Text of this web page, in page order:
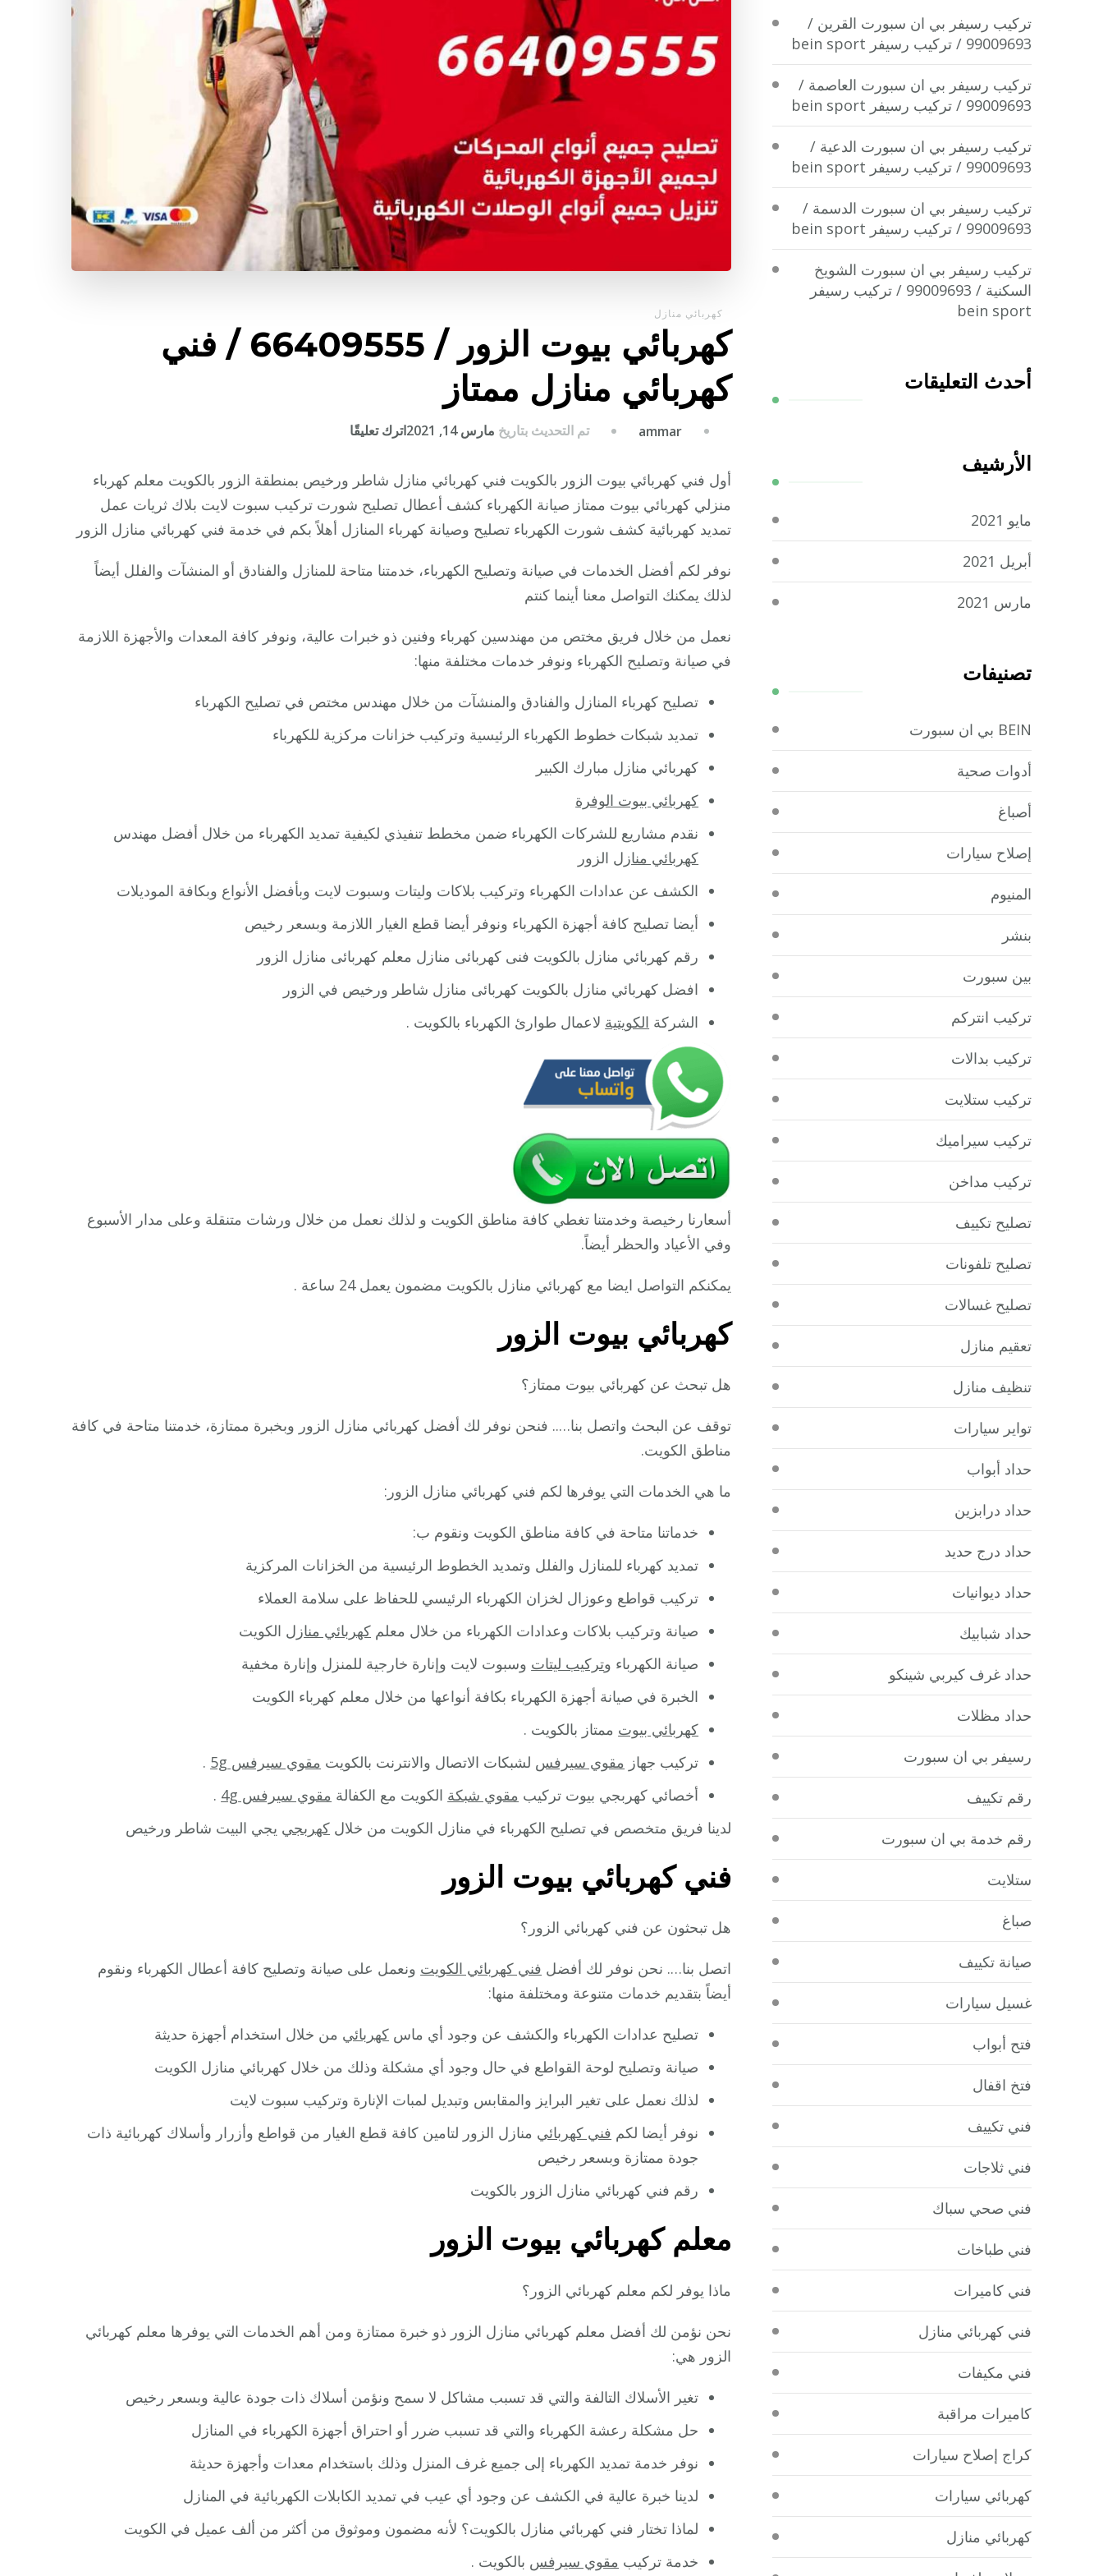
كهربائي منازل
كهربائي بيوت الزور / 66409555 / فني
كهربائي منازل ممتاز
ammar تم التحديث بتاريخ مارس 14, 2021 اترك تعليقًا
بيوت
66409555
منازل
أول فني كهربائي بيوت الزور بالكويت فني كهربائي منازل شاطر ورخيص بمنطقة الزور بالكويت معلم كهرباء
منزلي كهربائي بيوت ممتاز صيانة الكهرباء كشف أعطال تصليح شورت تركيب سبوت لايت بلاك ثريات عمل
تمديد كهربائية كشف شورت الكهرباء تصليح وصيانة كهرباء المنازل أهلاً بكم في خدمة فني كهربائي منازل الزور
نوفر لكم أفضل الخدمات في صيانة وتصليح الكهرباء، خدمتنا متاحة للمنازل والفنادق أو المنشآت والفلل أيضاً
لذلك يمكنك التواصل معنا أينما كنتم
نعمل من خلال فريق مختص من مهندسين كهرباء وفنين ذو خبرات عالية، ونوفر كافة المعدات والأجهزة اللازمة
في صيانة وتصليح الكهرباء ونوفر خدمات مختلفة منها:
تصليح كهرباء المنازل والفنادق والمنشآت من خلال مهندس مختص في تصليح الكهرباء
تمديد شبكات خطوط الكهرباء الرئيسية وتركيب خزانات مركزية للكهرباء
كهربائي منازل مبارك الكبير
كهربائي بيوت الوفرة
نقدم مشاريع للشركات الكهرباء ضمن مخطط تنفيذي لكيفية تمديد الكهرباء من خلال أفضل مهندس
كهربائي منازل الزور
الكشف عن عدادات الكهرباء وتركيب بلاكات وليتات وسبوت لايت وبأفضل الأنواع وبكافة الموديلات
أيضا تصليح كافة أجهزة الكهرباء ونوفر أيضا قطع الغيار اللازمة وبسعر رخيص
رقم كهربائي منازل بالكويت فنى كهربائى منازل معلم كهربائى منازل الزور
افضل كهربائي منازل بالكويت كهربائى منازل شاطر ورخيص في الزور
الشركة الكويتية لاعمال طوارئ الكهرباء بالكويت .
أسعارنا رخيصة وخدمتنا تغطي كافة مناطق الكويت و لذلك نعمل من خلال ورشات متنقلة وعلى مدار الأسبوع
وفي الأعياد والحظر أيضاً.
يمكنكم التواصل ايضا مع كهربائي منازل بالكويت مضمون يعمل 24 ساعة .
كهربائي بيوت الزور
هل تبحث عن كهربائي بيوت ممتاز؟
توقف عن البحث واتصل بنا….. فنحن نوفر لك أفضل كهربائي منازل الزور وبخبرة ممتازة، خدمتنا متاحة في كافة
مناطق الكويت.
ما هي الخدمات التي يوفرها لكم فني كهربائي منازل الزور:
خدماتنا متاحة في كافة مناطق الكويت ونقوم ب:
تمديد كهرباء للمنازل والفلل وتمديد الخطوط الرئيسية من الخزانات المركزية
تركيب قواطع وعوزال لخزان الكهرباء الرئيسي للحفاظ على سلامة العملاء
صيانة وتركيب بلاكات وعدادات الكهرباء من خلال معلم كهربائي منازل الكويت
صيانة الكهرباء وتركيب ليتات وسبوت لايت وإنارة خارجية للمنزل وإنارة مخفية
الخبرة في صيانة أجهزة الكهرباء بكافة أنواعها من خلال معلم كهرباء الكويت
كهربائي بيوت ممتاز بالكويت .
تركيب جهاز مقوي سيرفس لشبكات الاتصال والانترنت بالكويت مقوي سيرفس 5g
.
أخصائي كهربجي بيوت تركيب مقوي شبكة الكويت مع الكفالة مقوي سيرفس 4g
.
لدينا فريق متخصص في تصليح الكهرباء في منازل الكويت من خلال كهربجي يجي البيت شاطر ورخيص
فني كهربائي بيوت الزور
هل تبحثون عن فني كهربائي الزور؟
اتصل بنا…. نحن نوفر لك أفضل فني كهربائي الكويت ونعمل على صيانة وتصليح كافة أعطال الكهرباء ونقوم
أيضاً بتقديم خدمات متنوعة ومختلفة منها:
تصليح عدادات الكهرباء والكشف عن وجود أي ماس كهربائي من خلال استخدام أجهزة حديثة
صيانة وتصليح لوحة القواطع في حال وجود أي مشكلة وذلك من خلال كهربائي منازل الكويت
لذلك نعمل على تغير البرايز والمقابس وتبديل لمبات الإنارة وتركيب سبوت لايت
نوفر أيضا لكم فني كهربائي منازل الزور لتامين كافة قطع الغيار من قواطع وأزرار وأسلاك كهربائية ذات
جودة ممتازة وبسعر رخيص
رقم فني كهربائي منازل الزور بالكويت
معلم كهربائي بيوت الزور
ماذا يوفر لكم معلم كهربائي الزور؟
نحن نؤمن لك أفضل معلم كهربائي منازل الزور ذو خبرة ممتازة ومن أهم الخدمات التي يوفرها معلم كهربائي
الزور هي:
تغير الأسلاك التالفة والتي قد تسبب مشاكل لا سمح ونؤمن أسلاك ذات جودة عالية وبسعر رخيص
حل مشكلة رعشة الكهرباء والتي قد تسبب ضرر أو احتراق أجهزة الكهرباء في المنازل
نوفر خدمة تمديد الكهرباء إلى جميع غرف المنزل وذلك باستخدام معدات وأجهزة حديثة
لدينا خبرة عالية في الكشف عن وجود أي عيب في تمديد الكابلات الكهربائية في المنازل
لماذا تختار فني كهربائي منازل بالكويت؟ لأنه مضمون وموثوق من أكثر من ألف عميل في الكويت
خدمة تركيب مقوي سيرفس بالكويت .
تركيب رسيفر بي ان سبورت القرين /
99009693 / تركيب رسيفر bein sport
تركيب رسيفر بي ان سبورت العاصمة /
99009693 / تركيب رسيفر bein sport
تركيب رسيفر بي ان سبورت الدعية /
99009693 / تركيب رسيفر bein sport
تركيب رسيفر بي ان سبورت الدسمة /
99009693 / تركيب رسيفر bein sport
تركيب رسيفر بي ان سبورت الشويخ
السكنية / 99009693 / تركيب رسيفر
bein sport
أحدث التعليقات
الأرشيف
مايو 2021
أبريل 2021
مارس 2021
تصنيفات
BEIN بي ان سبورت
أدوات صحية
أصباغ
إصلاح سيارات
المنيوم
بنشر
بين سبورت
تركيب انتركم
تركيب بدالات
تركيب ستلايت
تركيب سيراميك
تركيب مداخن
تصليح تكييف
تصليح تلفونات
تصليح غسالات
تعقيم منازل
تنظيف منازل
تواير سيارات
حداد أبواب
حداد درابزين
حداد درج حديد
حداد ديوانيات
حداد شبابيك
حداد غرف كيربي شينكو
حداد مظلات
رسيفر بي ان سبورت
رقم تكييف
رقم خدمة بي ان سبورت
ستلايت
صباغ
صيانة تكييف
غسيل سيارات
فتح أبواب
فتخ اقفال
فني تكييف
فني ثلاجات
فني صحي سباك
فني طباخات
فني كاميرات
فني كهربائي منازل
فني مكيفات
كاميرات مراقبة
كراج إصلاح سيارات
كهربائي سيارات
كهربائي منازل